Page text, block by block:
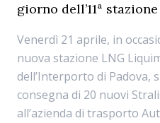
giorno dell’11ª
Venerdì 21 aprile, in
nuova stazione LNG
dell’Interporto di Padova,
consegna di 20 nuovi
all’azienda di trasporto